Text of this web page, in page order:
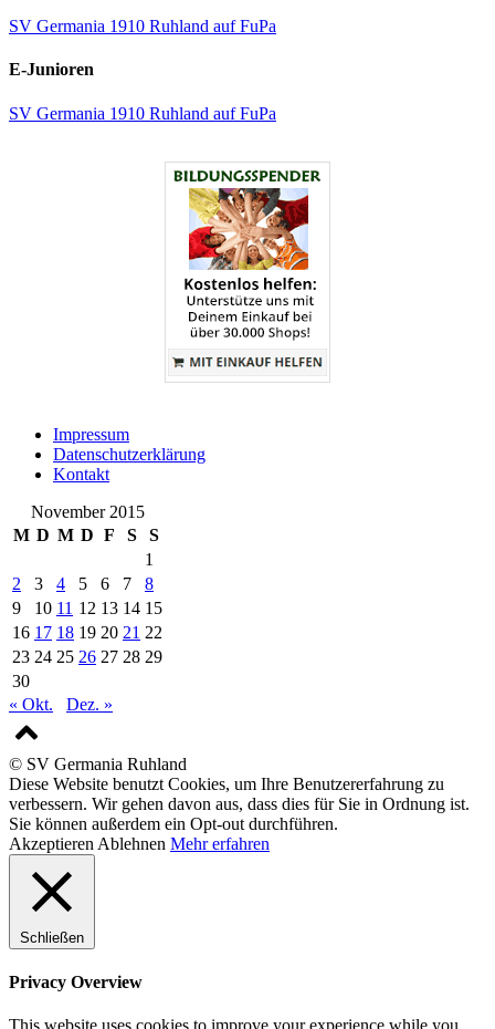
SV Germania 1910 Ruhland auf FuPa
E-Junioren
SV Germania 1910 Ruhland auf FuPa
Impressum
Datenschutzerklärung
Kontakt
November 2015
M D M D F S
S
1
2
3 4 5 6 7
8
9
10 11 12 13 14 15
16 17 18 19 20 21 22
23 24 25 26 27 28 29
30
« Okt.
Dez. »
© SV Germania Ruhland
Diese Website benutzt Cookies, um Ihre Benutzererfahrung zu
verbessern. Wir gehen davon aus, dass dies für Sie in Ordnung ist.
Sie können außerdem ein Opt-out durchführen.
Akzeptieren Ablehnen Mehr erfahren
Schließen
Privacy Overview
This website uses cookies to improve your experience while you